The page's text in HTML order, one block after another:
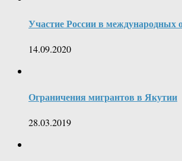
Участие России в международных
14.09.2020
Ограничения мигрантов в Якутии
28.03.2019